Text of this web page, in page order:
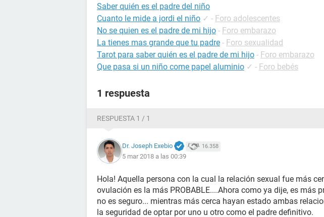
Saber quién es el padre del niño
Cuanto le mide a jordi el niño ✓ - Foro adolescentes
No se quien es el padre de mi hijo - Foro embarazo
La tienes mas grande que tu padre - Foro sexualidad
Tarot para saber quién es el padre de mi hijo - Foro embarazo
Que pasa si un niño come papel aluminio ✓ - Foro bebés
1 respuesta
RESPUESTA 1 / 1
Dr. Joseph Exebio 16.358
5 mar 2018 a las 00:39
Hola! Aquella persona con la cual la relación sexual fue más
ovulación es la más PROBABLE....Ahora como ya dije, es más
no es seguro... mientras más cerca hayan estado ambas
la seguridad de optar por uno u otro como el padre definitivo.